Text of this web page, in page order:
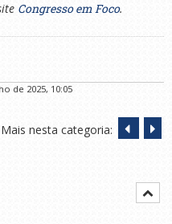
Congresso em Foco.
de 2025, 10:05
Mais nesta categoria: